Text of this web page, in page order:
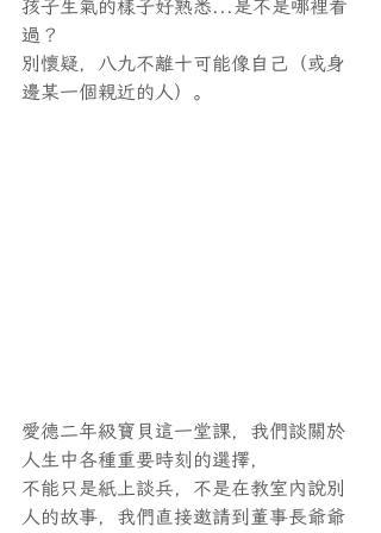
過？
別懷疑，八九不離十可能像自己（或身
邊某一個親近的人）。
愛德二年級寶貝這一堂課，我們談關於
人生中各種重要時刻的選擇，
不能只是紙上談兵，不是在教室內說別
人的故事，我們直接邀請到董事長爺爺